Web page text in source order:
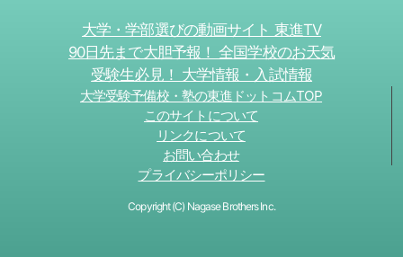
大学・学部選びの動画サイト 東進TV
90日先まで大胆予報！ 全国学校のお天気
受験生必見！ 大学情報・入試情報
大学受験予備校・塾の東進ドットコムTOP
このサイトについて
リンクについて
お問い合わせ
プライバシーポリシー
Copyright (C) Nagase Brothers Inc.